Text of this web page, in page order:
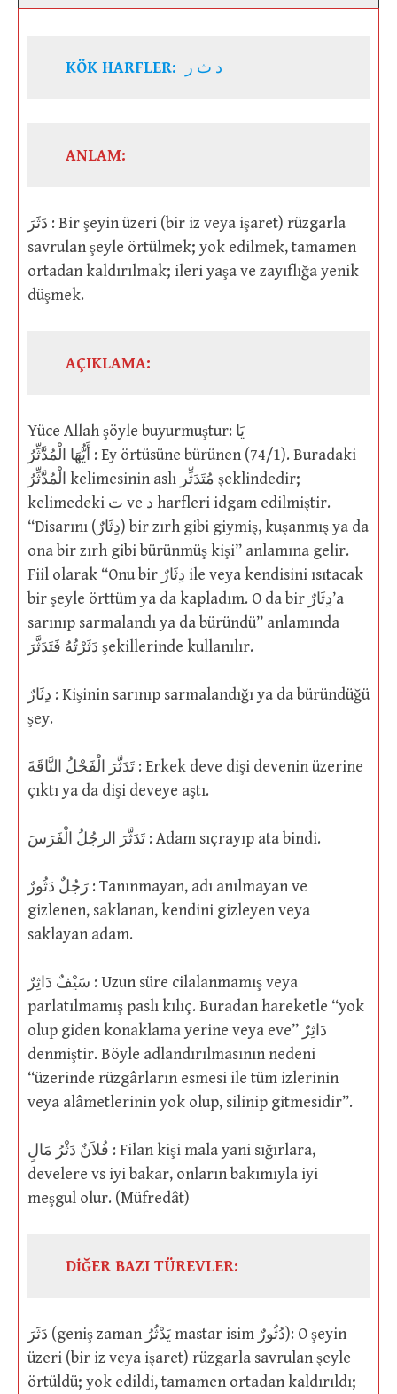
KÖK HARFLER: د ث ر
ANLAM:
دَثَرَ : Bir şeyin üzeri (bir iz veya işaret) rüzgarla
savrulan şeyle örtülmek; yok edilmek, tamamen
ortadan kaldırılmak; ileri yaşa ve zayıflığa yenik
düşmek.
AÇIKLAMA:
Yüce Allah şöyle buyurmuştur: يَا
أَيُّهَا الْمُدَّثِّرُ : Ey örtüsüne bürünen (74/1). Buradaki
الْمُدَّثِّرُ kelimesinin aslı مُتَدَثِّر şeklindedir;
kelimedeki ت ve د harfleri idgam edilmiştir.
“Disarını (دِثَارٌ) bir zırh gibi giymiş, kuşanmış ya da
ona bir zırh gibi bürünmüş kişi” anlamına gelir.
Fiil olarak “Onu bir دِثَارٌ ile veya kendisini ısıtacak
bir şeyle örttüm ya da kapladım. O da bir دِثَارٌ’a
sarınıp sarmalandı ya da büründü” anlamında
دَثَرْتُهُ فَتَدَثَّرَ şekillerinde kullanılır.
دِثَارٌ : Kişinin sarınıp sarmalandığı ya da büründüğü
şey.
تَدَثَّرَ الْفَحْلُ النَّاقَةَ : Erkek deve dişi devenin üzerine
çıktı ya da dişi deveye aştı.
تَدَثَّرَ الرجُلُ الْفَرَسَ : Adam sıçrayıp ata bindi.
رَجُلٌ دَثُورٌ : Tanınmayan, adı anılmayan ve
gizlenen, saklanan, kendini gizleyen veya
saklayan adam.
سَيْفٌ دَاثِرٌ : Uzun süre cilalanmamış veya
parlatılmamış paslı kılıç. Buradan hareketle “yok
olup giden konaklama yerine veya eve” دَاثِرٌ
denmiştir. Böyle adlandırılmasının nedeni
“üzerinde rüzgârların esmesi ile tüm izlerinin
veya alâmetlerinin yok olup, silinip gitmesidir”.
فُلاَنٌ دَثْرُ مَالٍ : Filan kişi mala yani sığırlara,
develere vs iyi bakar, onların bakımıyla iyi
meşgul olur. (Müfredât)
DİĞER BAZI TÜREVLER:
دَثَرَ (geniş zaman يَدْثُرُ mastar isim دُثُورٌ): O şeyin
üzeri (bir iz veya işaret) rüzgarla savrulan şeyle
örtüldü; yok edildi, tamamen ortadan kaldırıldı;